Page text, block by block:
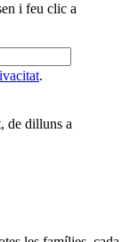
i feu clic a
.
de dilluns a